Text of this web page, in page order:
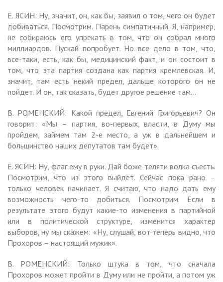
Е. ЯСИН: Ну, значит, он, как бы, заявил о том, чего он будет
добиваться. Посмотрим. Парень симпатичный. Я, например,
не собираюсь его упрекать в том, что он собрал много
миллиардов. Пускай попробует. Но все дело в том, что,
все-таки, есть, как бы, медицинский факт, и он состоит в
том, что эта партия создана как партия кремлевская. И,
значит, там есть некий предел, дальше которого он не
пойдет. И он, так сказать, будет другое решение там…
В. РОМЕНСКИЙ: Какой предел, Евгений Григорьевич? Он
говорит: «Мы – партия, во-первых, власти, в Думу мы
пройдем, займем там 2-е место, а уж в дальнейшем и
большинство наших депутатов там будет».
Е. ЯСИН: Ну, флаг ему в руки. Дай боже теляти волка съесть.
Посмотрим, что из этого выйдет. Сейчас пока рано –
только человек начинает. Я считаю, что надо дать ему
возможность чего-то добиться. Посмотрим. Если в
результате этого будут какие-то изменения в партийной
или в политической структуре, изменится характер
выборов, ну мы скажем: «Ну, слушай, вот теперь видно, что
Прохоров – настоящий мужик».
В. РОМЕНСКИЙ: Только штука в том, что сначала
Прохоров может пройти в Думу или не пройти, а потом уж